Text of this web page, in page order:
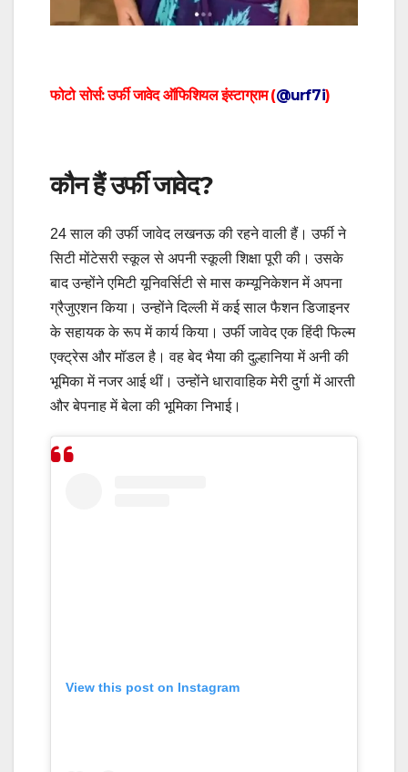
फोटो सोर्स: उर्फी जावेद ऑफिशियल इंस्टाग्राम (@urf7i)
कौन हैं उर्फी जावेद?
24 साल की उर्फी जावेद लखनऊ की रहने वाली हैं। उर्फी ने
सिटी मोंटेसरी स्कूल से अपनी स्कूली शिक्षा पूरी की। उसके
बाद उन्होंने एमिटी यूनिवर्सिटी से मास कम्यूनिकेशन में अपना
ग्रैजुएशन किया। उन्होंने दिल्ली में कई साल फैशन डिजाइनर
के सहायक के रूप में कार्य किया। उर्फी जावेद एक हिंदी फिल्म
एक्ट्रेस और मॉडल है। वह बेद भैया की दुल्हानिया में अनी की
भूमिका में नजर आई थीं। उन्होंने धारावाहिक मेरी दुर्गा में आरती
और बेपनाह में बेला की भूमिका निभाई।
View this post on Instagram